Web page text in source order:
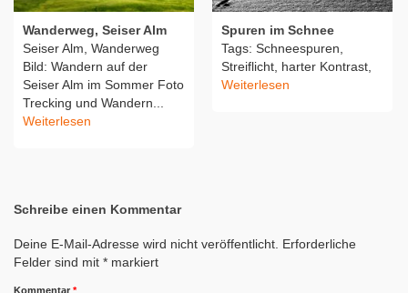
Wanderweg, Seiser Alm
Seiser Alm, Wanderweg
Bild: Wandern auf der
Seiser Alm im Sommer Foto
Trecking und Wandern...
Weiterlesen
Spuren im Schnee
Tags: Schneespuren,
Streiflicht, harter Kontrast,
Weiterlesen
Schreibe einen Kommentar
Deine E-Mail-Adresse wird nicht veröffentlicht. Erforderliche
Felder sind mit * markiert
Kommentar *